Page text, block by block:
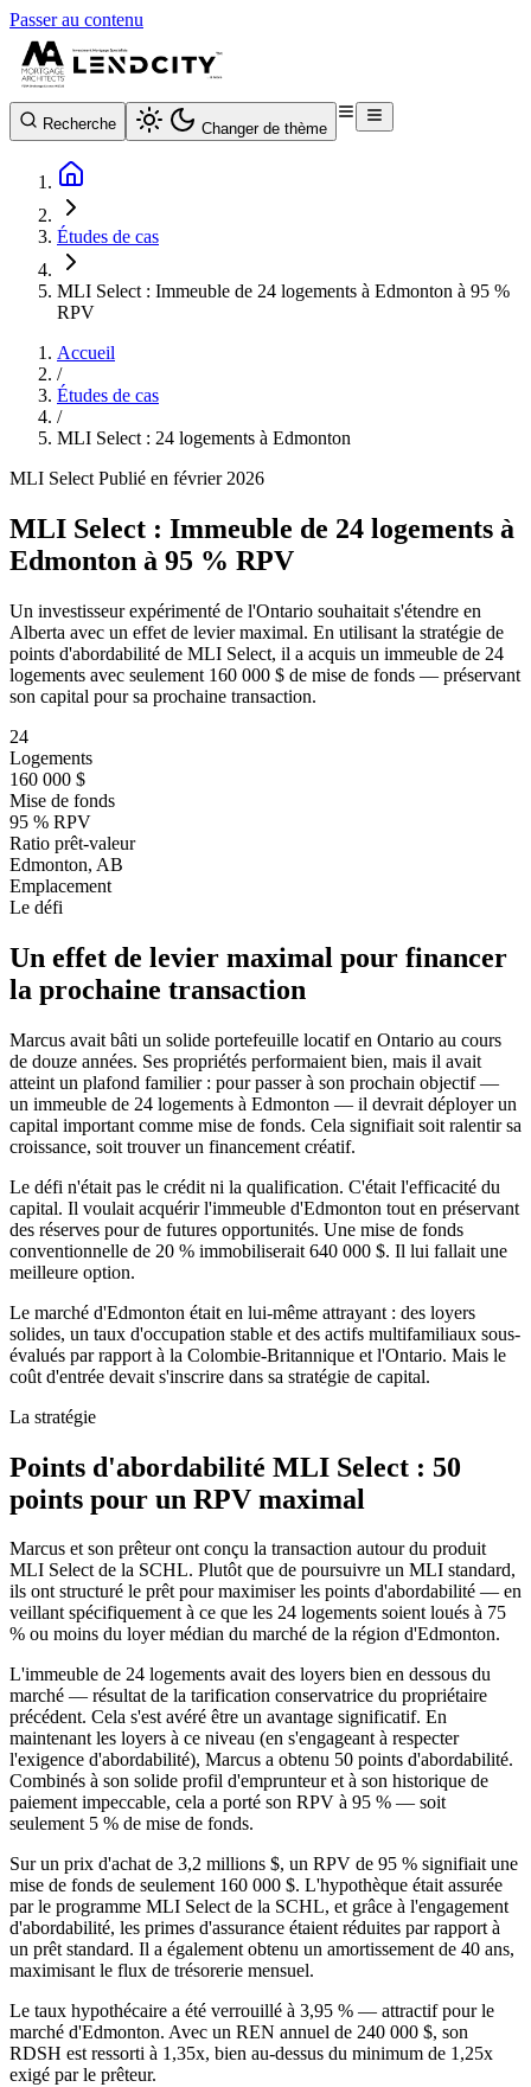
Passer au contenu
Recherche Changer de thème
Études de cas
MLI Select : Immeuble de 24 logements à Edmonton à 95 %
RPV
Accueil
/
Études de cas
/
MLI Select : 24 logements à Edmonton
MLI Select Publié en février 2026
MLI Select : Immeuble de 24 logements à
Edmonton à 95 % RPV
Un investisseur expérimenté de l'Ontario souhaitait s'étendre en
Alberta avec un effet de levier maximal. En utilisant la stratégie de
points d'abordabilité de MLI Select, il a acquis un immeuble de 24
logements avec seulement 160 000 $ de mise de fonds — préservant
son capital pour sa prochaine transaction.
24
Logements
160 000 $
Mise de fonds
95 % RPV
Ratio prêt-valeur
Edmonton, AB
Emplacement
Le défi
Un effet de levier maximal pour financer
la prochaine transaction
Marcus avait bâti un solide portefeuille locatif en Ontario au cours
de douze années. Ses propriétés performaient bien, mais il avait
atteint un plafond familier : pour passer à son prochain objectif —
un immeuble de 24 logements à Edmonton — il devrait déployer un
capital important comme mise de fonds. Cela signifiait soit ralentir sa
croissance, soit trouver un financement créatif.
Le défi n'était pas le crédit ni la qualification. C'était l'efficacité du
capital. Il voulait acquérir l'immeuble d'Edmonton tout en préservant
des réserves pour de futures opportunités. Une mise de fonds
conventionnelle de 20 % immobiliserait 640 000 $. Il lui fallait une
meilleure option.
Le marché d'Edmonton était en lui-même attrayant : des loyers
solides, un taux d'occupation stable et des actifs multifamiliaux sous-
évalués par rapport à la Colombie-Britannique et l'Ontario. Mais le
coût d'entrée devait s'inscrire dans sa stratégie de capital.
La stratégie
Points d'abordabilité MLI Select : 50
points pour un RPV maximal
Marcus et son prêteur ont conçu la transaction autour du produit
MLI Select de la SCHL. Plutôt que de poursuivre un MLI standard,
ils ont structuré le prêt pour maximiser les points d'abordabilité — en
veillant spécifiquement à ce que les 24 logements soient loués à 75
% ou moins du loyer médian du marché de la région d'Edmonton.
L'immeuble de 24 logements avait des loyers bien en dessous du
marché — résultat de la tarification conservatrice du propriétaire
précédent. Cela s'est avéré être un avantage significatif. En
maintenant les loyers à ce niveau (en s'engageant à respecter
l'exigence d'abordabilité), Marcus a obtenu 50 points d'abordabilité.
Combinés à son solide profil d'emprunteur et à son historique de
paiement impeccable, cela a porté son RPV à 95 % — soit
seulement 5 % de mise de fonds.
Sur un prix d'achat de 3,2 millions $, un RPV de 95 % signifiait une
mise de fonds de seulement 160 000 $. L'hypothèque était assurée
par le programme MLI Select de la SCHL, et grâce à l'engagement
d'abordabilité, les primes d'assurance étaient réduites par rapport à
un prêt standard. Il a également obtenu un amortissement de 40 ans,
maximisant le flux de trésorerie mensuel.
Le taux hypothécaire a été verrouillé à 3,95 % — attractif pour le
marché d'Edmonton. Avec un REN annuel de 240 000 $, son
RDSH est ressorti à 1,35x, bien au-dessus du minimum de 1,25x
exigé par le prêteur.